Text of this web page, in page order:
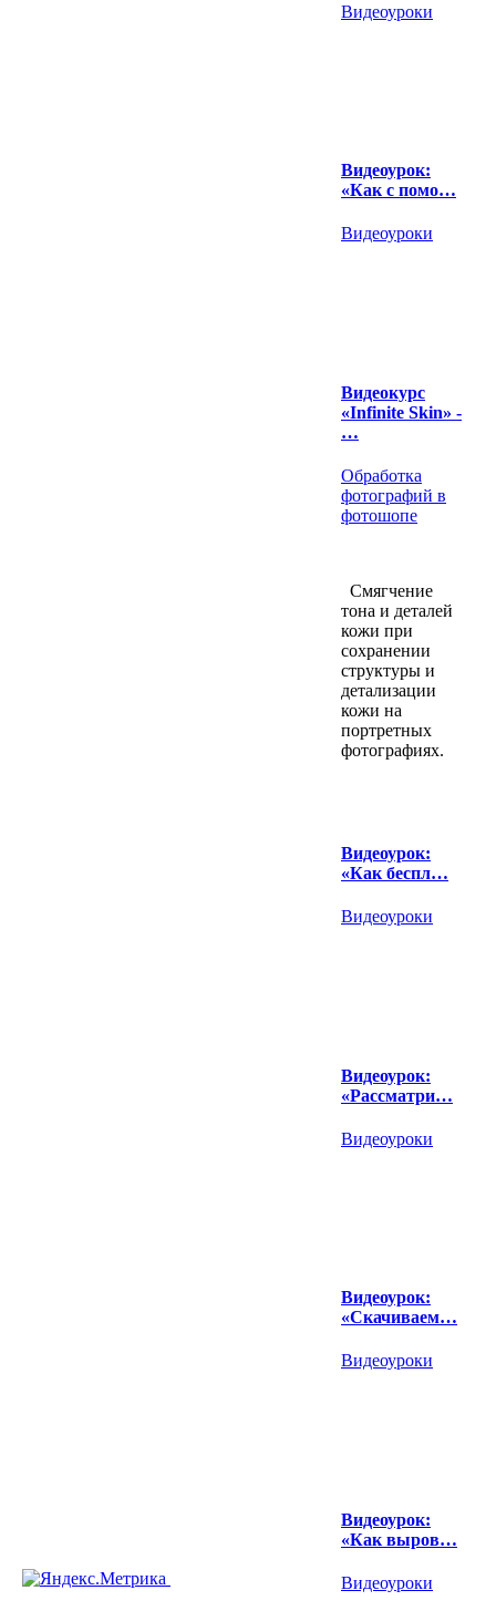
Видеоуроки
Видеоурок:
«Как с помо…
Видеоуроки
Видеокурс
«Infinite Skin» -
…
Обработка
фотографий в
фотошопе
Смягчение
тона и деталей
кожи при
сохранении
структуры и
детализации
кожи на
портретных
фотографиях.
Видеоурок:
«Как беспл…
Видеоуроки
Видеоурок:
«Рассматри…
Видеоуроки
Видеоурок:
«Скачиваем…
Видеоуроки
Видеоурок:
«Как выров…
Видеоуроки